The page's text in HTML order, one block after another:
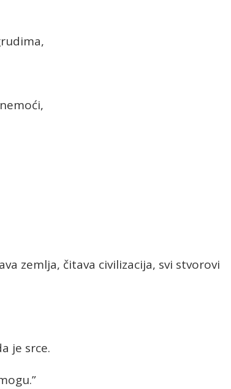
zemlja, čitava civilizacija, svi stvorovi
je srce.